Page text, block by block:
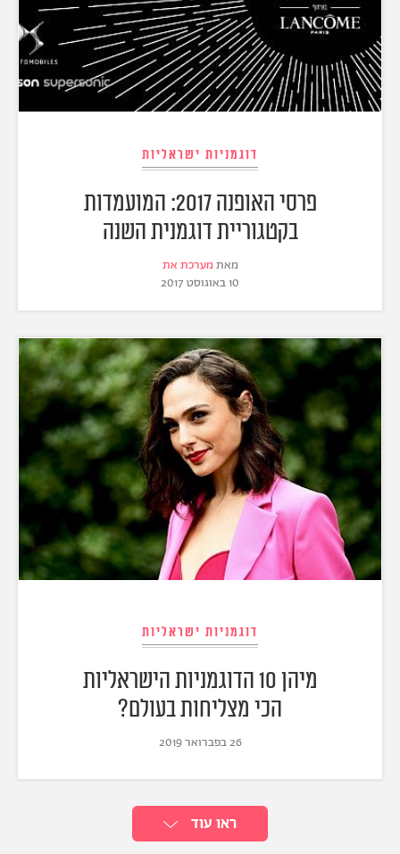
דוגמניות ישראליות
פרסי האופנה 2017: המועמדות
בקטגוריית דוגמנית השנה
מאת מערכת את
10 באוגוסט 2017
דוגמניות ישראליות
מיהן 10 הדוגמניות הישראליות
הכי מצליחות בעולם?
26 בפברואר 2019
ראו עוד